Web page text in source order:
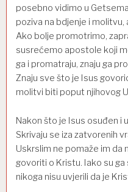
posebno vidimo u
poziva na bdjenje i molitvu,
Ako bolje promotrimo,
susrećemo apostole koji
ga i promatraju, znaju ga
Znaju sve što je Isus
molitvi biti poput njihovog
Nakon što je Isus osuđen i
Skrivaju se iza zatvorenih
Uskrslim ne pomaže im da
govoriti o Kristu. Iako su
nikoga nisu uvjerili da je